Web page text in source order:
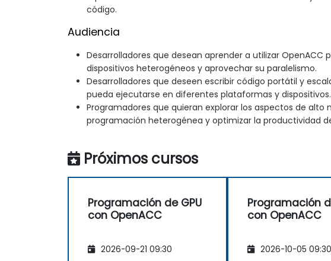
código.
Audiencia
Desarrolladores que desean aprender a utilizar OpenACC
dispositivos heterogéneos y aprovechar su paralelismo.
Desarrolladores que deseen escribir código portátil y
pueda ejecutarse en diferentes plataformas y dispositivos.
Programadores que quieran explorar los aspectos de alto
programación heterogénea y optimizar la productividad
Próximos cursos
Programación de GPU
con OpenACC
2026-09-21 09:30
Programación
con OpenACC
2026-10-05 09:30